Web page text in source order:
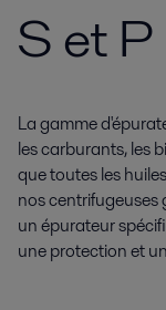
S et
La gamme
les carburants, les
que toutes les
nos centrifugeuses
un épurateur
une protection et